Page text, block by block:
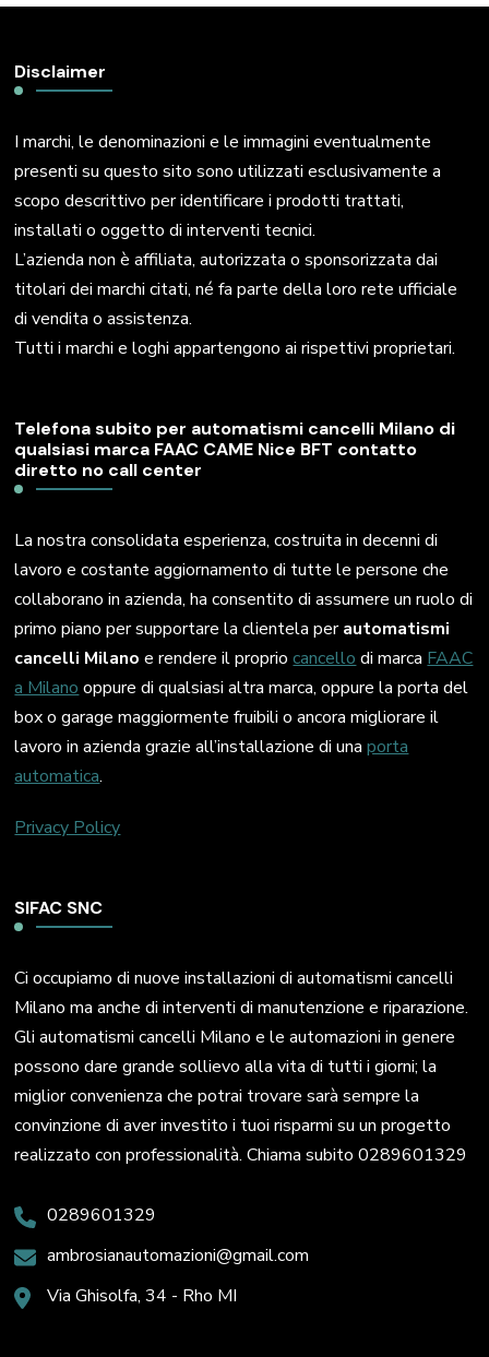
Disclaimer
I marchi, le denominazioni e le immagini eventualmente
presenti su questo sito sono utilizzati esclusivamente a
scopo descrittivo per identificare i prodotti trattati,
installati o oggetto di interventi tecnici.
L’azienda non è affiliata, autorizzata o sponsorizzata dai
titolari dei marchi citati, né fa parte della loro rete ufficiale
di vendita o assistenza.
Tutti i marchi e loghi appartengono ai rispettivi proprietari.
Telefona subito per automatismi cancelli Milano di
qualsiasi marca FAAC CAME Nice BFT contatto
diretto no call center
La nostra consolidata esperienza, costruita in decenni di
lavoro e costante aggiornamento di tutte le persone che
collaborano in azienda, ha consentito di assumere un ruolo di
primo piano per supportare la clientela perautomatismi
cancelli Milano e rendere il propriocancello di marca FAAC
a Milano oppure di qualsiasi altra marca, oppure la porta del
box o garage maggiormente fruibili o ancora migliorare il
lavoro in azienda grazie all’installazione di unaporta
automatica.
Privacy Policy
SIFAC SNC
Ci occupiamo di nuove installazioni di automatismi cancelli
Milano ma anche di interventi di manutenzione e riparazione.
Gli automatismi cancelli Milano e le automazioni in genere
possono dare grande sollievo alla vita di tutti i giorni; la
miglior convenienza che potrai trovare sarà sempre la
convinzione di aver investito i tuoi risparmi su un progetto
realizzato con professionalità. Chiama subito 0289601329
0289601329
ambrosianautomazioni@gmail.com
Via Ghisolfa, 34 - Rho MI